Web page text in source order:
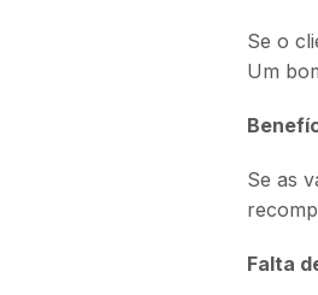
Se o
Um
Se as
Falta